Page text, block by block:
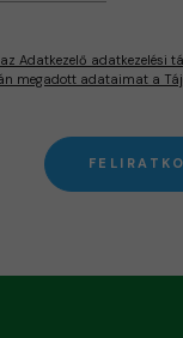
Adatkezelő
megadott adataimat a